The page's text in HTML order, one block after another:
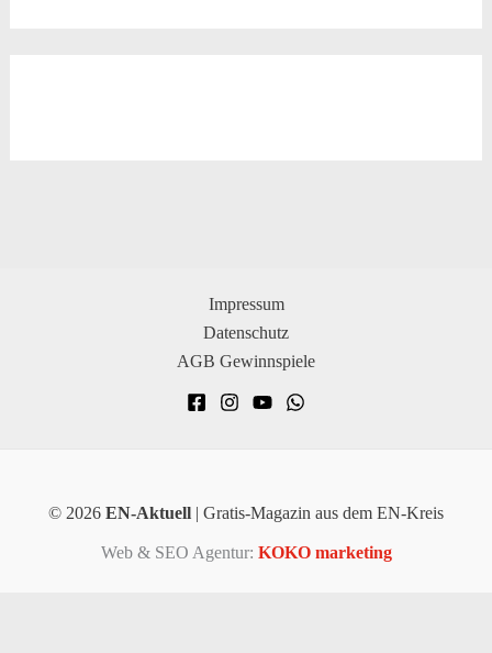
Impressum
Datenschutz
AGB Gewinnspiele
© 2026 EN-Aktuell | Gratis-Magazin aus dem EN-Kreis
Web & SEO Agentur: KOKO marketing